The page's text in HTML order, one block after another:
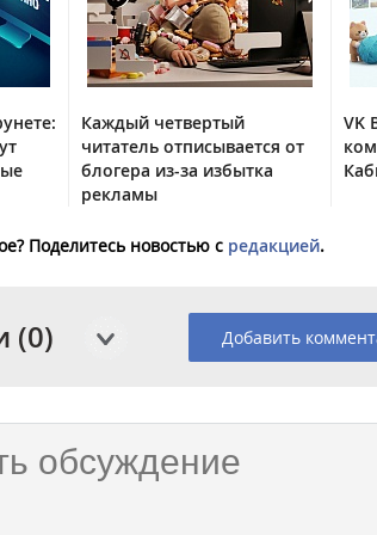
Каждый четвертый
читатель отписывается от
блогера из-за избытка
рекламы
VK
Поделитесь новостью с редакцией.
(0) Добавить